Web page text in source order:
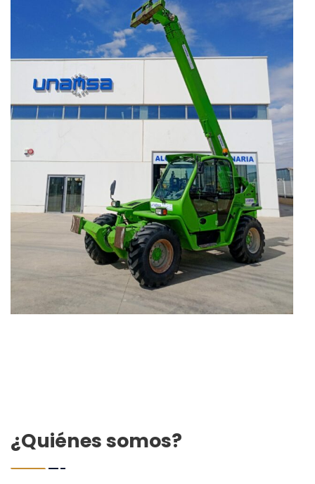
¿Quiénes somos?